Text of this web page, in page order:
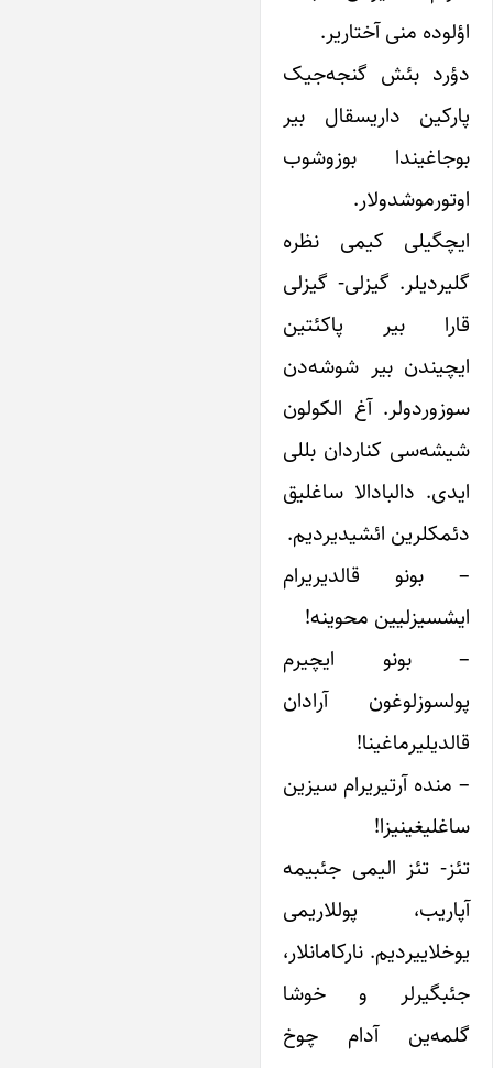
اؤلوده منی آختاریر.
دؤرد بئش گنجه‌جیک
پارکین داریسقال بیر
بوجاغیندا بوزوشوب
اوتورموشدولار.
ایچگیلی کیمی نظره
گلیردیلر. گیزلی- گیزلی
قارا بیر پاکئتین
ایچیندن بیر شوشه‌دن
سوزوردولر. آغ الکولون
شیشه‌سی کناردان بللی
ایدی. دالبادالا ساغلیق
دئمکلرین ائشیدیردیم.
– بونو قالدیریرام
ایشسیزلیین محوینه!
– بونو ایچیرم
پولسوزلوغون آرادان
قالدیلیرماغینا!
– منده آرتیریرام سیزین
ساغلیغینیزا!
تئز- تئز الیمی جئبیمه
آپاریب، پوللاریمی
یوخلاییردیم. نارکامانلار،
جئبگیرلر و خوشا
گلمه‌ین آدام چوخ